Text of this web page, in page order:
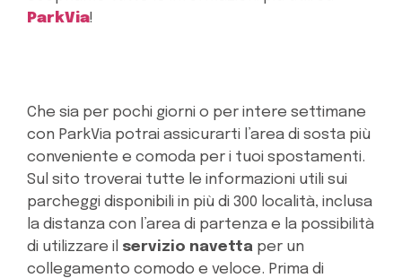
ParkVia!
Che sia per pochi giorni o per intere settimane
con ParkVia potrai assicurarti l’area di sosta più
conveniente e comoda per i tuoi spostamenti.
Sul sito troverai tutte le informazioni utili sui
parcheggi disponibili in più di 300 località, inclusa
la distanza con l’area di partenza e la possibilità
di utilizzare il servizio navetta per un
collegamento comodo e veloce. Prima di